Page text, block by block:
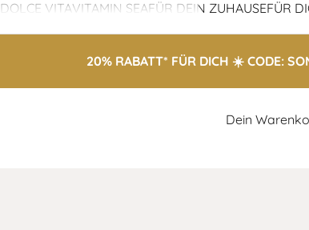
DOLCE VITAVITAMIN SEAFÜR DEIN ZUHAUSEFÜR
20% RABATT* FÜR DICH ☀️ CODE:
Dein